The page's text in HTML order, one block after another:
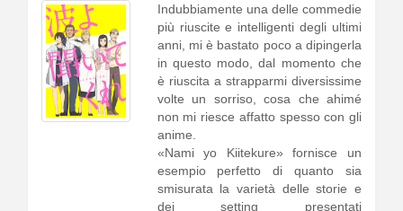
Indubbiamente una delle commedie
più riuscite e intelligenti degli ultimi
anni, mi è bastato poco a dipingerla
in questo modo, dal momento che
è riuscita a strapparmi diversissime
volte un sorriso, cosa che ahimé
non mi riesce affatto spesso con gli
anime.
«Nami yo Kiitekure» fornisce un
esempio perfetto di quanto sia
smisurata la varietà delle storie e
dei setting presentati